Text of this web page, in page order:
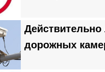
дорожных